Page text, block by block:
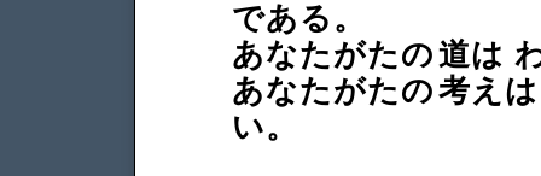
である。
あなたがたの 道は
あなたがたの 考え
い。